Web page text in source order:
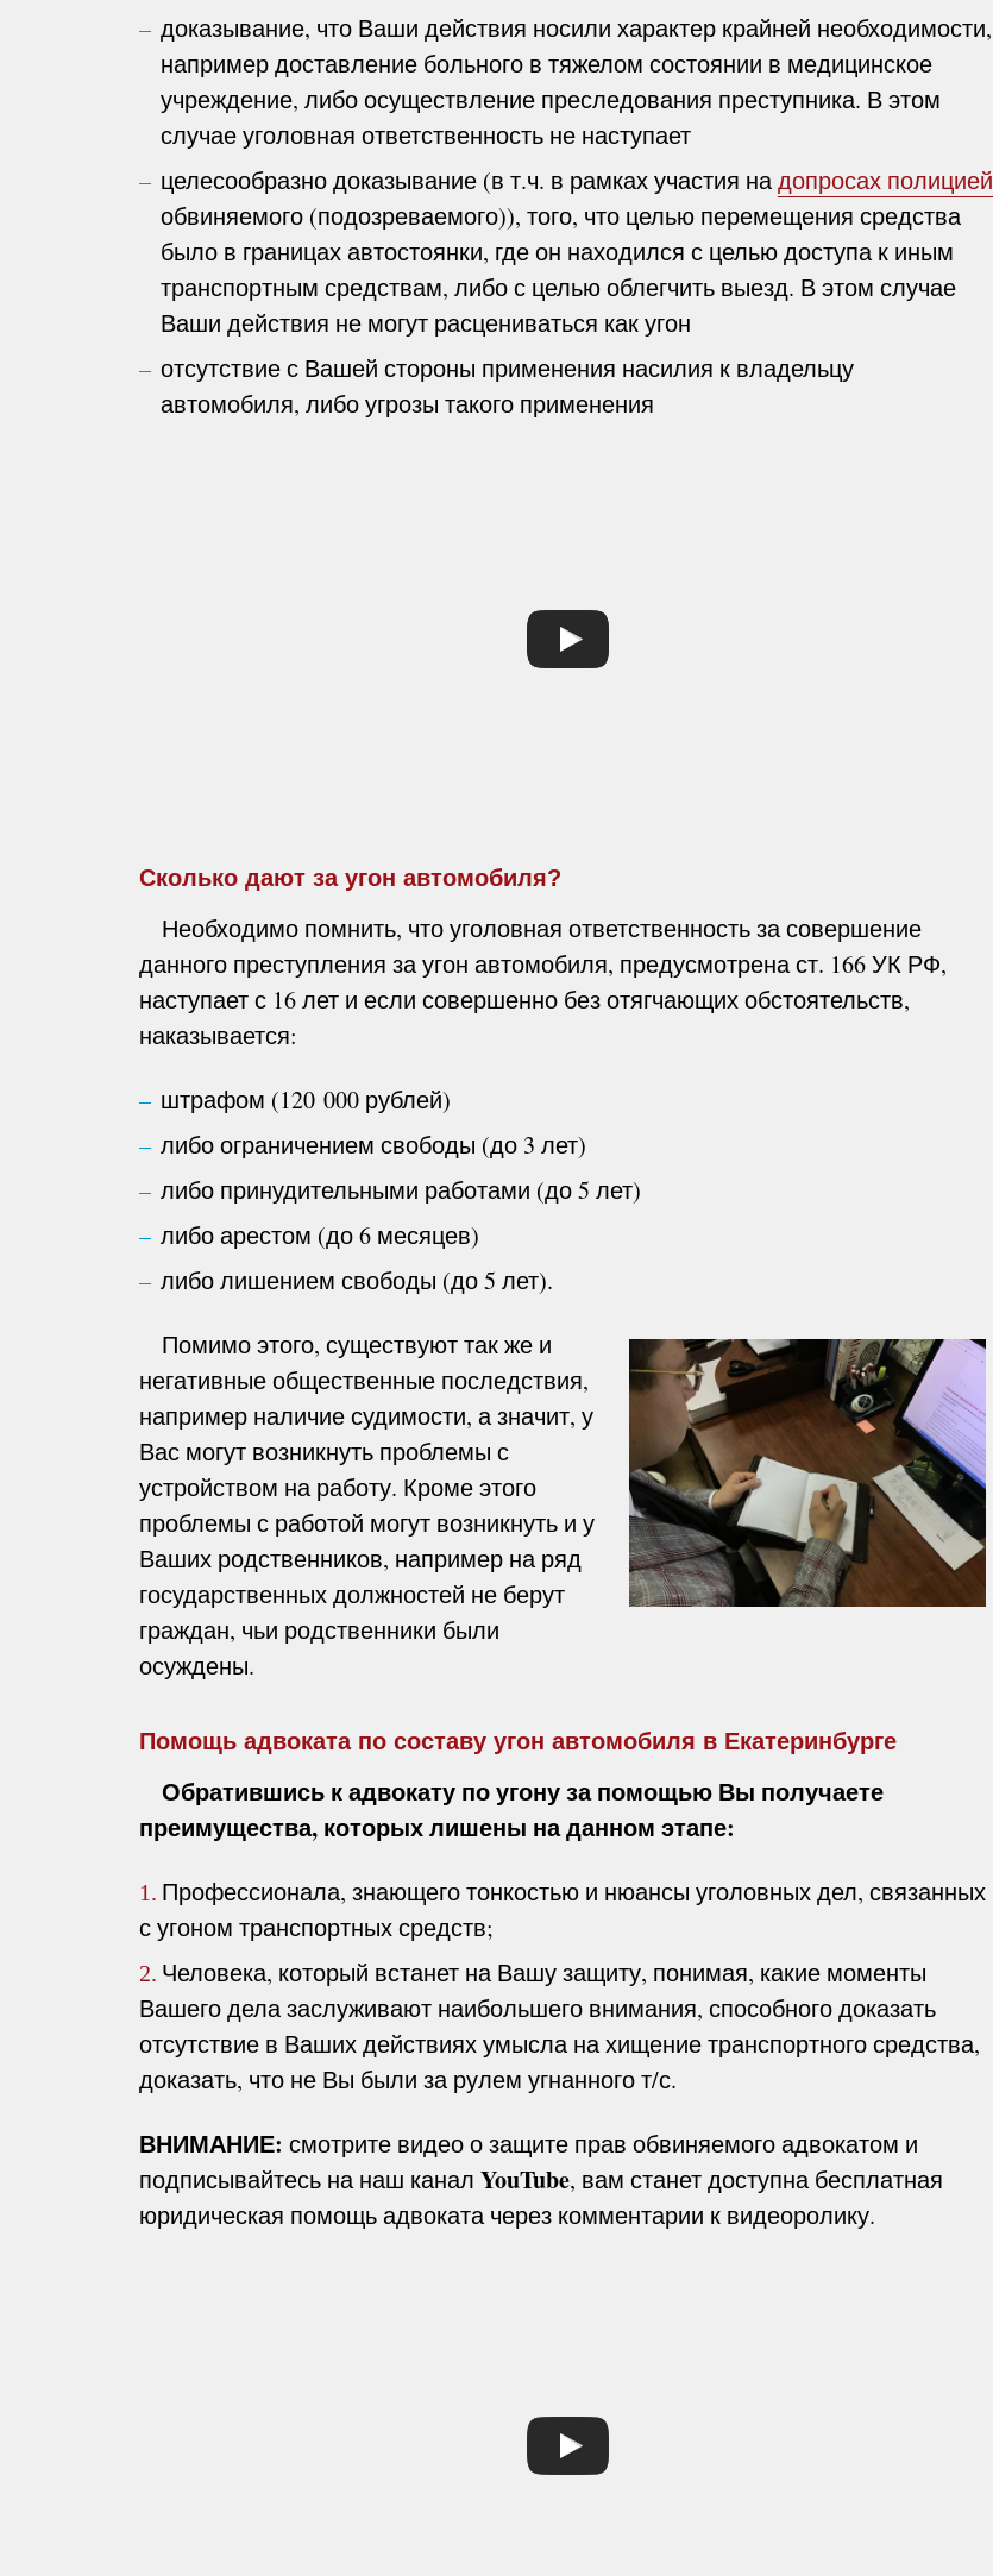
доказывание, что Ваши действия носили характер крайней необходимости,
например доставление больного в тяжелом состоянии в медицинское
учреждение, либо осуществление преследования преступника. В этом
случае уголовная ответственность не наступает
целесообразно доказывание (в т.ч. в рамках участия надопросах полицией
обвиняемого (подозреваемого)), того, что целью перемещения средства
было в границах автостоянки, где он находился с целью доступа к иным
транспортным средствам, либо с целью облегчить выезд. В этом случае
Ваши действия не могут расцениваться как угон
отсутствие с Вашей стороны применения насилия к владельцу
автомобиля, либо угрозы такого применения
Сколько дают за угон автомобиля?
Необходимо помнить, что уголовная ответственность за совершение
данного преступления за угон автомобиля, предусмотрена ст. 166 УК РФ,
наступает с 16 лет и если совершенно без отягчающих обстоятельств,
наказывается:
штрафом (120 000 рублей)
либо ограничением свободы (до 3 лет)
либо принудительными работами (до 5 лет)
либо арестом (до 6 месяцев)
либо лишением свободы (до 5 лет).
Помимо этого, существуют так же и
негативные общественные последствия,
например наличие судимости, а значит, у
Вас могут возникнуть проблемы с
устройством на работу. Кроме этого
проблемы с работой могут возникнуть и у
Ваших родственников, например на ряд
государственных должностей не берут
граждан, чьи родственники были
осуждены.
Помощь адвоката по составу угон автомобиля в Екатеринбурге
Обратившись к адвокату по угону за помощью Вы получаете
преимущества, которых лишены на данном этапе:
1. Профессионала, знающего тонкостью и нюансы уголовных дел, связанных
с угоном транспортных средств;
2. Человека, который встанет на Вашу защиту, понимая, какие моменты
Вашего дела заслуживают наибольшего внимания, способного доказать
отсутствие в Ваших действиях умысла на хищение транспортного средства,
доказать, что не Вы были за рулем угнанного т/с.
ВНИМАНИЕ: смотрите видео о защите прав обвиняемого адвокатом и
подписывайтесь на наш канал YouTube, вам станет доступна бесплатная
юридическая помощь адвоката через комментарии к видеоролику.